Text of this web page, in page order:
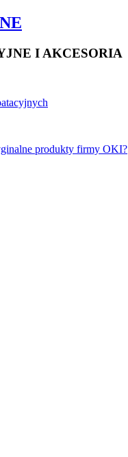
I AKCESORIA
produkty firmy OKI?